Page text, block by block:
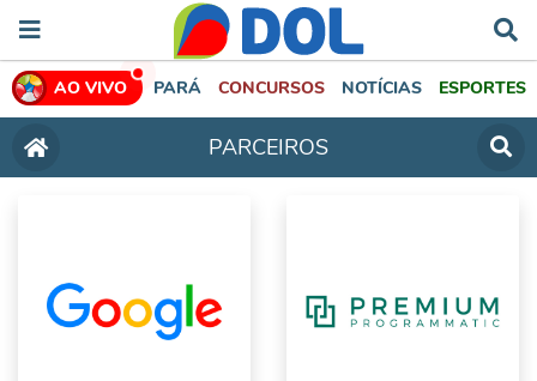
AO VIVO PARÁ CONCURSOS NOTÍCIAS ESPORTES
PARCEIROS